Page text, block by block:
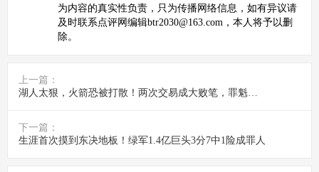
为内容的真实性负责，只为传播网络信息，如有异议请
及时联系点评网编辑btr2030@163.com，本人将予以删
除。
上一篇：
湖人太狠，火箭恐被打散！两次交易成大败笔，罪魁祸首该下课
下一篇：
生涯首次摸到东决地板！绿军1.4亿巨头3分7中1险成罪人